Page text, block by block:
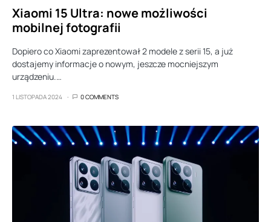
Xiaomi 15 Ultra: nowe możliwości
mobilnej fotografii
Dopiero co Xiaomi zaprezentował 2 modele z serii 15, a już
dostajemy informacje o nowym, jeszcze mocniejszym
urządzeniu.…
1 LISTOPADA 2024 0 COMMENTS